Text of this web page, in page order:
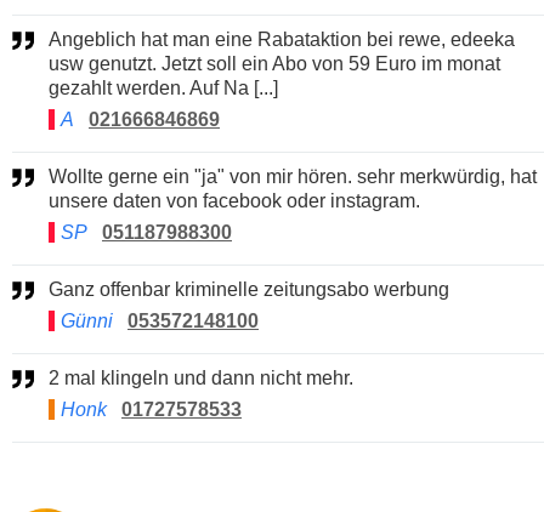
Angeblich hat man eine Rabataktion bei rewe, edeeka
usw genutzt. Jetzt soll ein Abo von 59 Euro im monat
gezahlt werden. Auf Na [...]
A
021666846869
Wollte gerne ein "ja" von mir hören. sehr merkwürdig, hat
unsere daten von facebook oder instagram.
SP
051187988300
Ganz offenbar kriminelle zeitungsabo werbung
Günni
053572148100
2 mal klingeln und dann nicht mehr.
Honk
01727578533